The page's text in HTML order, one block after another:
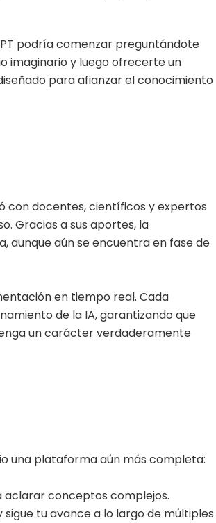
podría comenzar preguntándote
imaginario y luego ofrecerte un
para afianzar el conocimiento
con docentes, científicos y expertos
Gracias a sus aportes, la
aunque aún se encuentra en fase de
en tiempo real. Cada
de la IA, garantizando que
un carácter verdaderamente
una plataforma aún más completa:
aclarar conceptos complejos.
tu avance a lo largo de múltiples